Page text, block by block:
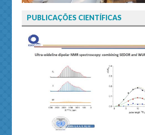
PUBLICAÇÕES CIENTÍFICAS